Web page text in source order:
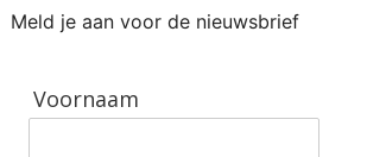
Meld je aan voor de nieuwsbrief
Voornaam